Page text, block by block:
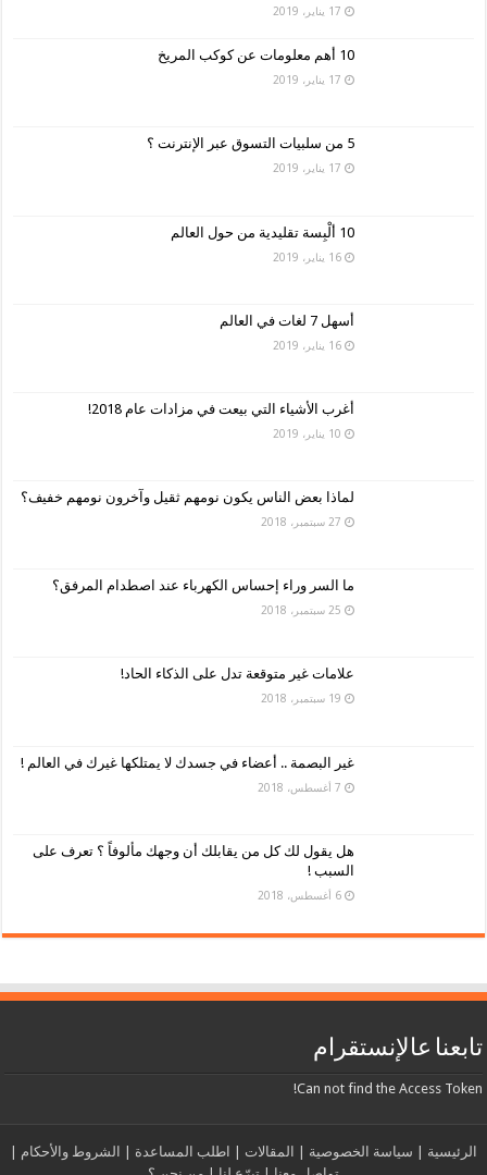
17 يناير، 2019
10 أهم معلومات عن كوكب المريخ
17 يناير، 2019
5 من سلبيات التسوق عبر الإنترنت ؟
17 يناير، 2019
10 ألْبِسة تقليدية من حول العالم
16 يناير، 2019
أسهل 7 لغات في العالم
16 يناير، 2019
أغرب الأشياء التي بيعت في مزادات عام 2018!
10 يناير، 2019
لماذا بعض الناس يكون نومهم ثقيل وآخرون نومهم خفيف؟
27 سبتمبر، 2018
ما السر وراء إحساس الكهرباء عند اصطدام المرفق؟
25 سبتمبر، 2018
علامات غير متوقعة تدل على الذكاء الحاد!
19 سبتمبر، 2018
غير البصمة .. أعضاء في جسدك لا يمتلكها غيرك في العالم !
7 أغسطس، 2018
هل يقول لك كل من يقابلك أن وجهك مألوفاً ؟ تعرف على
السبب !
6 أغسطس، 2018
تابعنا عالإنستقرام
Can not find the Access Token!
الرئيسية سياسة الخصوصية المقالات اطلب المساعدة الشروط والأحكام